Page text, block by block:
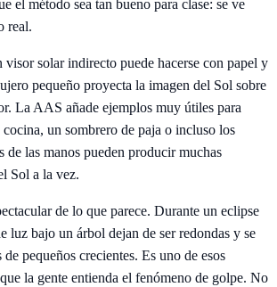
el método sea tan bueno para clase: se ve
real.
solar indirecto puede hacerse con papel y
pequeño proyecta la imagen del Sol sobre
La AAS añade ejemplos muy útiles para
un sombrero de paja o incluso los
de las manos pueden producir muchas
Sol a la vez.
de lo que parece. Durante un eclipse
luz bajo un árbol dejan de ser redondas y se
pequeños crecientes. Es uno de esos
la gente entienda el fenómeno de golpe. No